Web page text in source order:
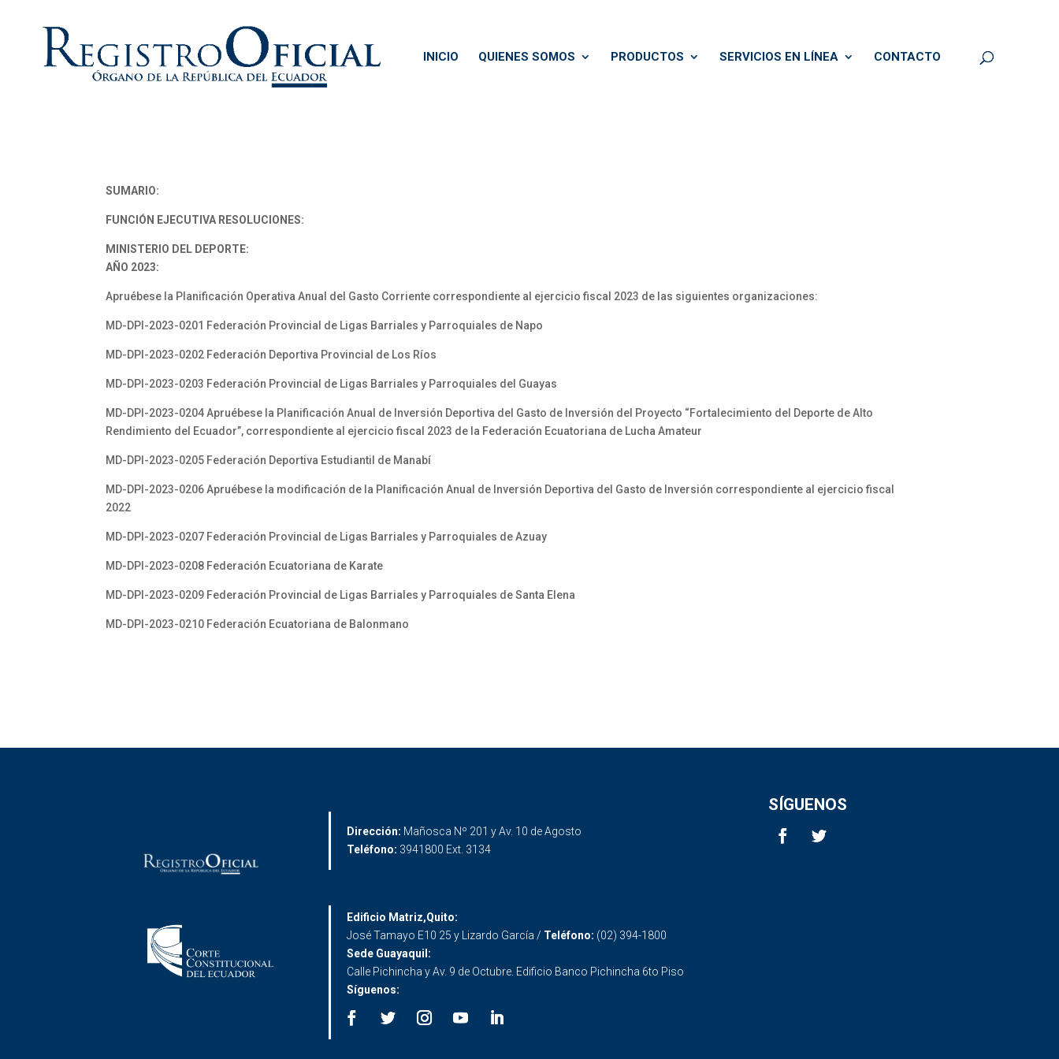
INICIO QUIENES SOMOS PRODUCTOS SERVICIOS EN LÍNEA CONTACTO
SUMARIO:
FUNCIÓN EJECUTIVA RESOLUCIONES:
MINISTERIO DEL DEPORTE:
AÑO 2023:
Apruébese la Planificación Operativa Anual del Gasto Corriente correspondiente al ejercicio fiscal 2023 de las siguientes organizaciones:
MD-DPI-2023-0201 Federación Provincial de Ligas Barriales y Parroquiales de Napo
MD-DPI-2023-0202 Federación Deportiva Provincial de Los Ríos
MD-DPI-2023-0203 Federación Provincial de Ligas Barriales y Parroquiales del Guayas
MD-DPI-2023-0204 Apruébese la Planificación Anual de Inversión Deportiva del Gasto de Inversión del Proyecto “Fortalecimiento del Deporte de Alto
Rendimiento del Ecuador”, correspondiente al ejercicio fiscal 2023 de la Federación Ecuatoriana de Lucha Amateur
MD-DPI-2023-0205 Federación Deportiva Estudiantil de Manabí
MD-DPI-2023-0206 Apruébese la modificación de la Planificación Anual de Inversión Deportiva del Gasto de Inversión correspondiente al ejercicio fiscal
2022
MD-DPI-2023-0207 Federación Provincial de Ligas Barriales y Parroquiales de Azuay
MD-DPI-2023-0208 Federación Ecuatoriana de Karate
MD-DPI-2023-0209 Federación Provincial de Ligas Barriales y Parroquiales de Santa Elena
MD-DPI-2023-0210 Federación Ecuatoriana de Balonmano
Dirección: Mañosca Nº 201 y Av. 10 de Agosto
Teléfono: 3941800 Ext. 3134
SÍGUENOS
Edificio Matriz,Quito:
José Tamayo E10 25 y Lizardo García / Teléfono: (02) 394-1800
Sede Guayaquil:
Calle Pichincha y Av. 9 de Octubre. Edificio Banco Pichincha 6to Piso
Síguenos: